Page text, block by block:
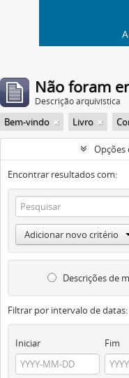
Não foram
Descrição arquivística
Bem-vindo Livro
Opções
Encontrar resultados com:
Adicionar novo critério
Descrições de
Filtrar por intervalo de datas:
Iniciar Fim